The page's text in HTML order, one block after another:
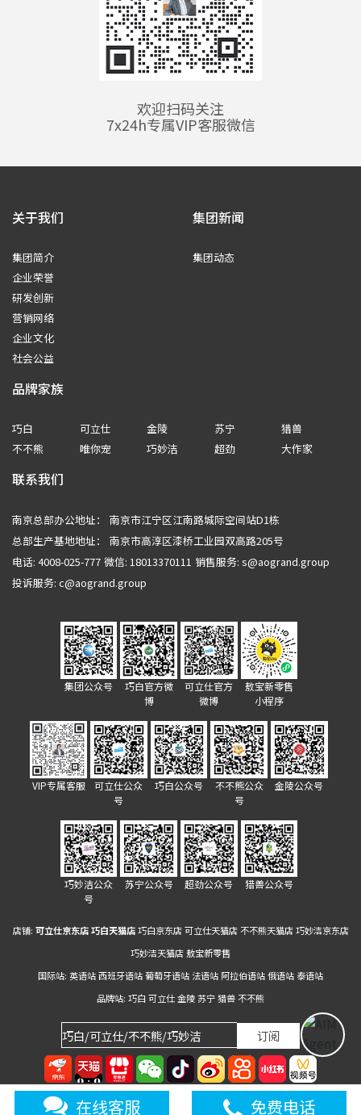
欢迎扫码关注
7x24h专属VIP客服微信
关于我们
集团简介
企业荣誉
研发创新
营销网络
企业文化
社会公益
品牌家族
巧白 可立仕 金陵 苏宁
猎兽
不不熊
唯你宠 巧妙洁 超劲 大作家
集团新闻
集团动态
联系我们
南京总部办公地址：
南京市江宁区江南路城际空间站D1栋
总部生产基地地址：
南京市高淳区漆桥工业园双高路205号
电话: 4008-025-777 微信: 18013370111 销售服务: s@aogrand.group
投诉服务: c@aogrand.group
集团公众号
巧白官方微
博
可立仕官方
微博
敖宝新零售
小程序
VIP专属客服
可立仕公众
号
巧白公众号
不不熊公众
号
金陵公众号
巧妙洁公众
号
苏宁公众号 超劲公众号 猎兽公众号
店铺: 可立仕京东店 巧白天猫店 巧白京东店 可立仕天猫店 不不熊天猫店 巧妙洁京东店
巧妙洁天猫店敖宝新零售
国际站: 英语站西班牙语站葡萄牙语站 法语站 阿拉伯语站俄语站 泰语站
品牌站: 巧白 可立仕金陵苏宁猎兽 不不熊
Copyright 2023 by 南京敖广国际经贸集团有限公司 .All rights reserved.
在线客服 免费电话